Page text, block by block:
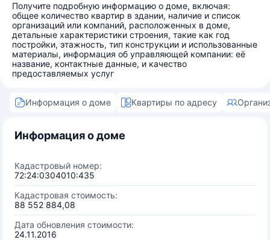
Получите подробную информацию о доме, включая:
общее количество квартир в здании, наличие и список
организаций или компаний, расположенных в доме,
детальные характеристики строения, такие как год
постройки, этажность, тип конструкции и использованные
материалы, информация об управляющей компании: её
название, контактные данные, и качество
предоставляемых услуг
Информация о доме Квартиры по адресу
Информация о доме
Кадастровый номер:
72:24:0304010:435
Кадастровая стоимость:
88 552 884,08
Дата обновления стоимости:
24.11.2016